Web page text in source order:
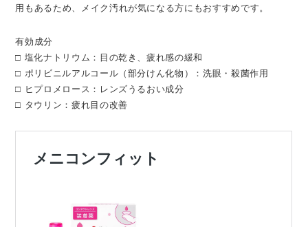
用もあるため、メイク汚れが気になる方にもおすすめです。
有効成分
□ 塩化ナトリウム：目の乾き、疲れ感の緩和
□ ポリビニルアルコール（部分けん化物）：洗眼・殺菌作用
□ ヒプロメロース：レンズうるおい成分
□ タウリン：疲れ目の改善